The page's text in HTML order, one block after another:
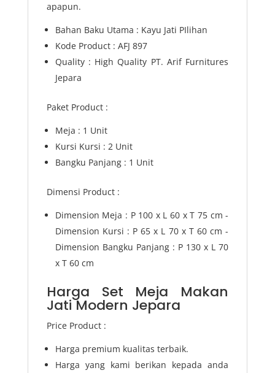
apapun.
Bahan Baku Utama : Kayu Jati PIlihan
Kode Product : AFJ 897
Quality : High Quality PT. Arif Furnitures
Jepara
Paket Product :
Meja : 1 Unit
Kursi Kursi : 2 Unit
Bangku Panjang : 1 Unit
Dimensi Product :
Dimension Meja : P 100 x L 60 x T 75 cm -
Dimension Kursi : P 65 x L 70 x T 60 cm -
Dimension Bangku Panjang : P 130 x L 70
x T 60 cm
Harga Set Meja Makan
Jati Modern Jepara
Price Product :
Harga premium kualitas terbaik.
Harga yang kami berikan kepada anda